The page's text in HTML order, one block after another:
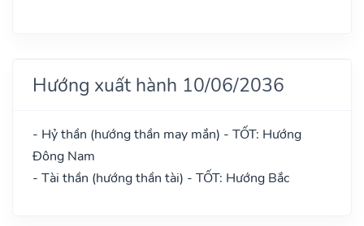
Hướng xuất hành 10/06/2036
- Hỷ thần (hướng thần may mắn) - TỐT: Hướng
Đông Nam
- Tài thần (hướng thần tài) - TỐT: Hướng Bắc